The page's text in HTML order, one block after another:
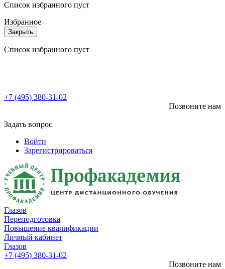
Список избранного пуст
Избранное
Закрыть
Список избранного пуст
+7 (495) 380-31-02
Позвоните нам
Задать вопрос
Войти
Зарегистрироваться
Глазов
Переподготовка
Повышение квалификации
Личный кабинет
Глазов
+7 (495) 380-31-02
Позвоните нам